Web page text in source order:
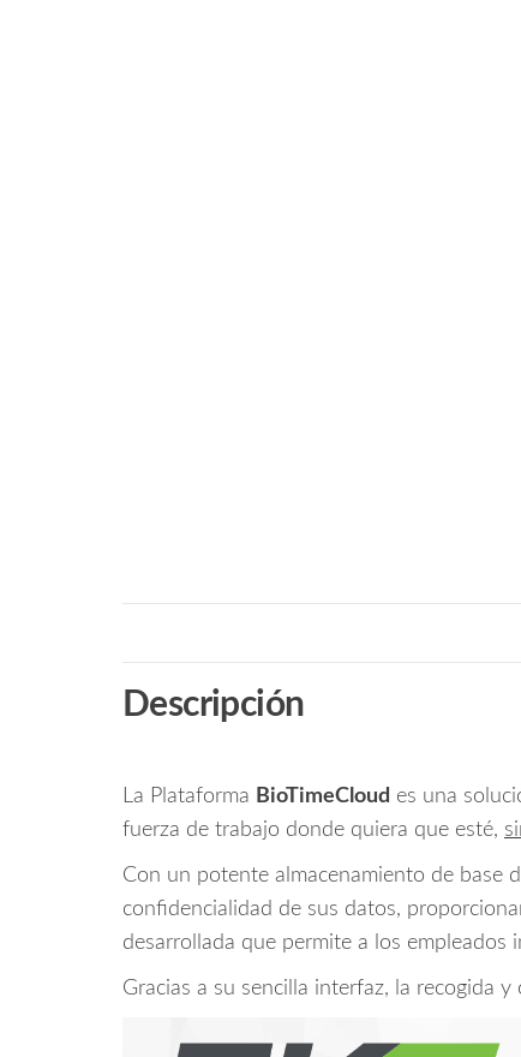
Descripción
La Plataforma BioTimeCloud es una
fuerza de trabajo donde quiera que esté,
Con un potente almacenamiento de base
confidencialidad de sus datos,
desarrollada que permite a los
Gracias a su sencilla interfaz, la recogida